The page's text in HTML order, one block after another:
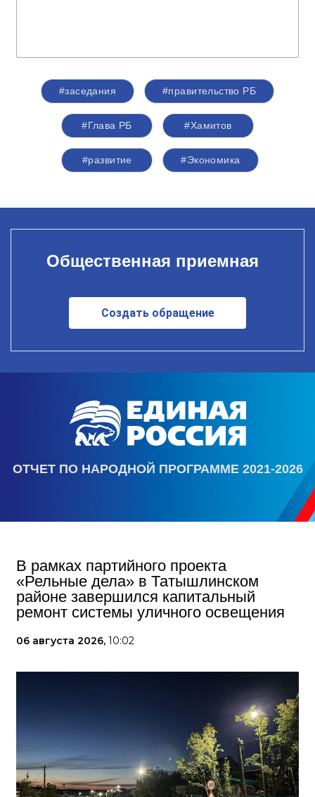
#заседания #правительство РБ
#Глава РБ #Хамитов
#развитие #Экономика
Общественная приемная
Создать обращение
ОТЧЕТ ПО НАРОДНОЙ ПРОГРАММЕ 2021-2026
В рамках партийного проекта
«Рельные дела» в Татышлинском
районе завершился капитальный
ремонт системы уличного освещения
06 августа 2026, 10:02